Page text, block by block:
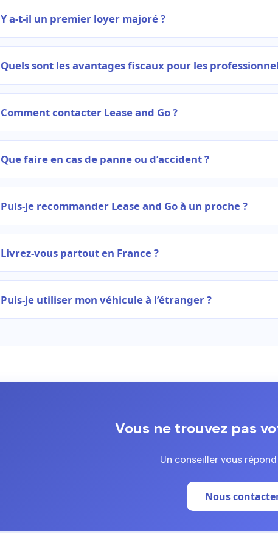
Y a-t-il un premier loyer majoré ?
Quels sont les avantages fiscaux pour les
Comment contacter Lease and Go ?
Que faire en cas de panne ou d’accident ?
Puis-je recommander Lease and Go à un proche ?
Livrez-vous partout en France ?
Puis-je utiliser mon véhicule à l’étranger ?
Vous ne trouvez pas
Un conseiller vous
Nous